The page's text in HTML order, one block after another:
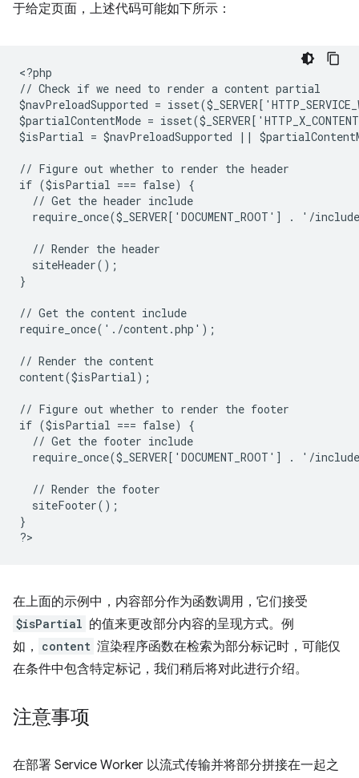
于给定页面，上述代码可能如下所示：
<?php
// Check if we need to render a content partial
$navPreloadSupported =
$partialContentMode =
$isPartial = $navPreloadSupported ||
// Figure out whether to render the header
if ($isPartial === false) {
  // Get the header include
require_once($_SERVER['DOCUMENT_ROOT'] . '/
  // Render the header
  siteHeader();
}
// Get the content include
require_once('./content.php');
// Render the content
content($isPartial);
// Figure out whether to render the footer
if ($isPartial === false) {
  // Get the footer include
require_once($_SERVER['DOCUMENT_ROOT'] . '/
  // Render the footer
  siteFooter();
}
?
在上面的示例中，内容部分作为函数调用，它们接受
$isPartial 的值来更改部分内容的呈现方式。例
如，
content 渲染程序函数在检索为部分标记时，可能仅
在条件中包含特定标记，我们稍后将对此进行介绍。
注意事项
在部署 Service Worker 以流式传输并将部分拼接在一起之